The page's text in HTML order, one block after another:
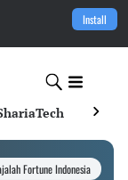
Install
Tech
Fortune Indonesia